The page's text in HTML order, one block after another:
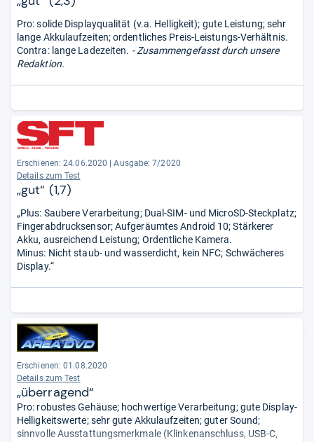
Pro: solide Displayqualität (v.a. Helligkeit); gute Leistung; sehr
lange Akkulaufzeiten; ordentliches Preis-Leistungs-Verhältnis.
Contra: lange Ladezeiten. - Zusammengefasst durch unsere
Redaktion.
Erschienen: 24.06.2020
Ausgabe: 7/2020
Details zum Test
„gut“ (1,7)
„Plus: Saubere Verarbeitung; Dual-SIM- und MicroSD-Steckplatz;
Fingerabdrucksensor; Aufgeräumtes Android 10; Stärkerer
Akku, ausreichend Leistung; Ordentliche Kamera.
Minus: Nicht staub- und wasserdicht, kein NFC; Schwächeres
Display.“
Erschienen: 01.08.2020
Details zum Test
„überragend“
Pro: robustes Gehäuse; hochwertige Verarbeitung; gute Display-
Helligkeitswerte; sehr gute Akkulaufzeiten; guter Sound;
sinnvolle Ausstattungsmerkmale (Klinkenanschluss, USB-C,